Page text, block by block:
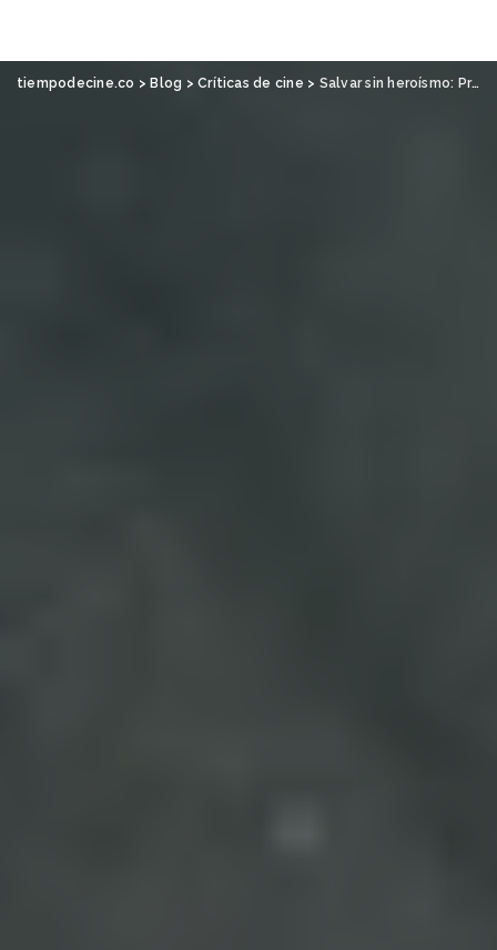
tiempodecine.co > Blog >Críticas de cine > Salvar sin heroísmo: Proyecto fin del mundo, de Phil Lord y Christopher Miller